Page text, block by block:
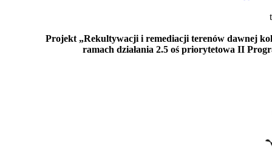
Projekt „Rekultywacji i remediacji terenów dawnej
ramach działania 2.5 oś priorytetowa II